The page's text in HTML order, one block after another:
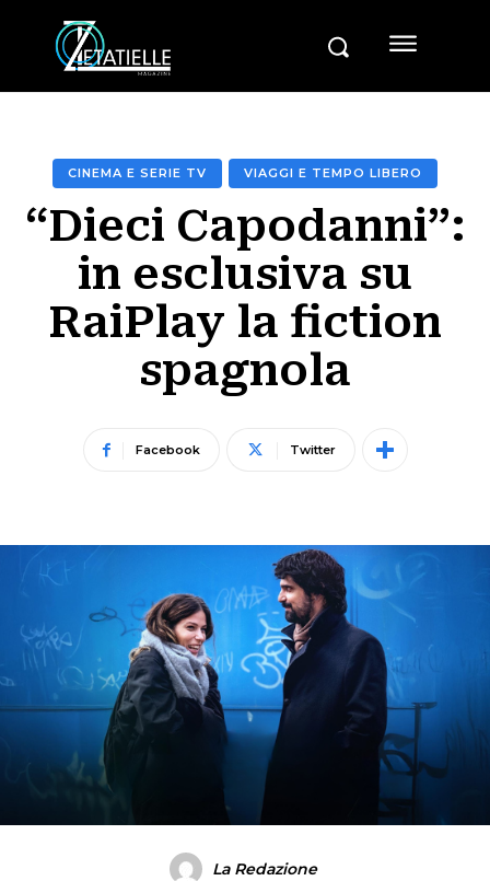
CINEMA E SERIE TV VIAGGI E TEMPO LIBERO
“Dieci Capodanni”:
in esclusiva su
RaiPlay la fiction
spagnola
Facebook Twitter
La Redazione